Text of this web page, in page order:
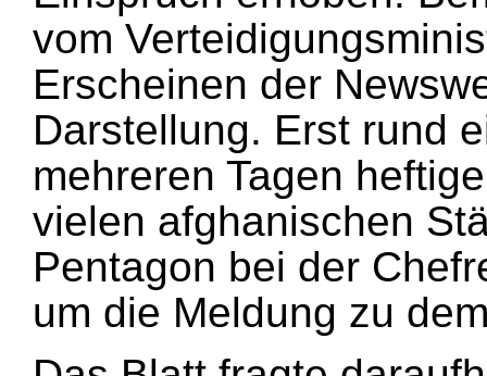
vom
Erscheinen der
Darstellung. Erst rund
mehreren Tagen
vielen afghanischen
Pentagon bei der
um die Meldung zu